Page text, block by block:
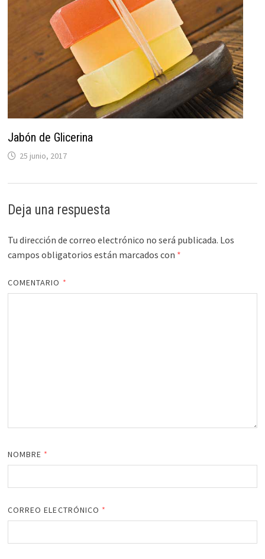
Jabón de Glicerina
25 junio, 2017
Deja una respuesta
Tu dirección de correo electrónico no será publicada. Los
campos obligatorios están marcados con *
COMENTARIO *
NOMBRE *
CORREO ELECTRÓNICO *